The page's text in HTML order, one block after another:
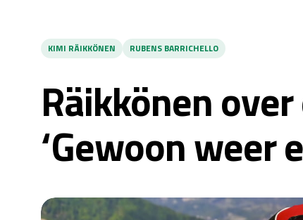
KIMI RÄIKKÖNEN RUBENS BARRICHELLO
Räikkönen
‘Gewoon weer